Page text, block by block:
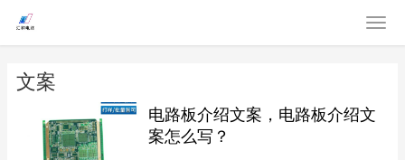
文案
电路板介绍文案，电路板介绍文
案怎么写？